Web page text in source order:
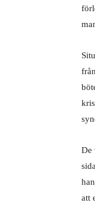
De
att